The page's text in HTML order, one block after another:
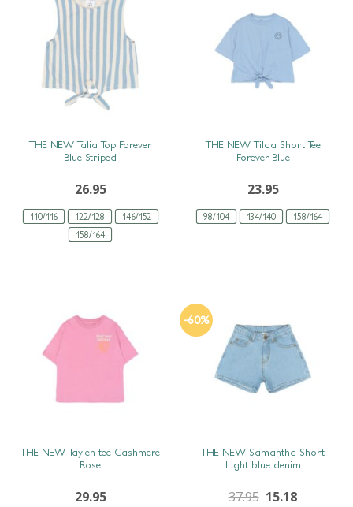
SNEL BEKIJKEN
110/116 122/128
146/152
158/164
THE NEW Talia Top Forever
Blue Striped
26.95
SNEL BEKIJKEN
98/104 134/140 158/164
THE NEW Tilda Short Tee
Forever Blue
23.95
SNEL BEKIJKEN
THE NEW Taylen tee Cashmere
Rose
29.95
-60%
SNEL BEKIJKEN
THE NEW Samantha Short
Light blue denim
37.95 15.18